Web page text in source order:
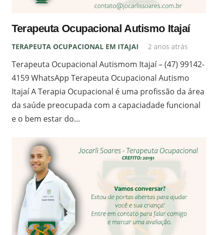
Terapeuta Ocupacional Autismo Itajaí
TERAPEUTA OCUPACIONAL EM ITAJAI 2 anos atrás
Terapeuta Ocupacional Autismom Itajaí – (47) 99142-
4159 WhatsApp Terapeuta Ocupacional Autismo
Itajaí A Terapia Ocupacional é uma profissão da área
da saúde preocupada com a capaciadade funcional
e o bem estar do…